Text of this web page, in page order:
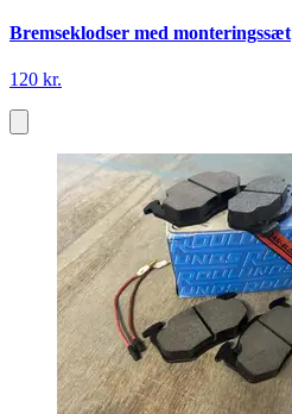
Bremseklodser med monteringssæt
120 kr.